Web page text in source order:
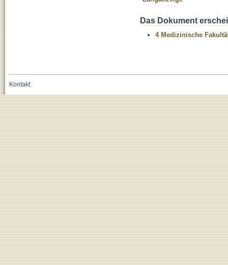
Das Dokument
4 Medizinische
Kontakt